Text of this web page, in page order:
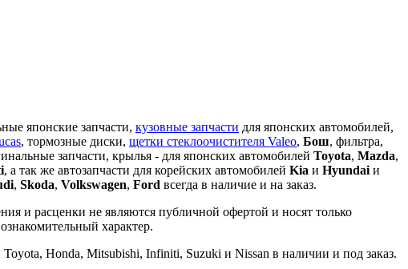
японские запчасти, кузовные запчасти для японских автомобилей,
, тормозные диски, щетки стеклоочистителя Valeo, Бош, фильтра,
запчасти, крылья - для японских автомобилей Toyota, Mazda,
, а так же автозапчасти для корейских автомобилей Kia и Hyundai и
, Skoda, Volkswagen, Ford всегда в наличие и на заказ.
и расценки не являются публичной офертой и носят только
ознакомительный характер.
Honda, Mitsubishi, Infiniti, Suzuki и Nissan в наличии и под заказ.